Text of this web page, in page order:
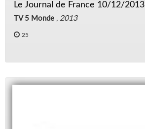
Le Journal de France 10/12/2013
TV 5 Monde , 2013
25